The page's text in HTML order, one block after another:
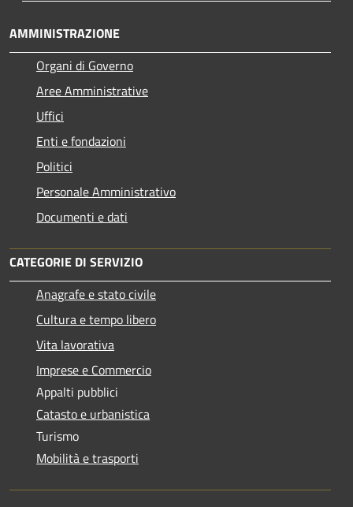
AMMINISTRAZIONE
Organi di Governo
Aree Amministrative
Uffici
Enti e fondazioni
Politici
Personale Amministrativo
Documenti e dati
CATEGORIE DI SERVIZIO
Anagrafe e stato civile
Cultura e tempo libero
Vita lavorativa
Imprese e Commercio
Appalti pubblici
Catasto e urbanistica
Turismo
Mobilità e trasporti